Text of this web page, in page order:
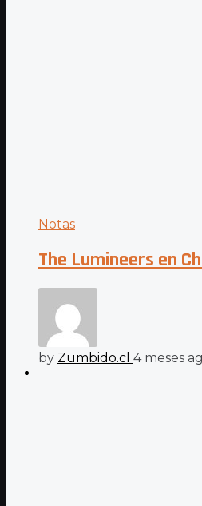
Notas
The Lumineers en
by Zumbido.cl 4 meses